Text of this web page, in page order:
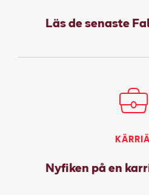
Läs de senaste
Nyfiken på en